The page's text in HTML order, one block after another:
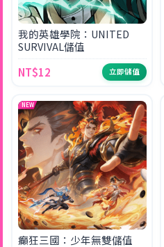
我的英雄學院：UNITED
SURVIVAL儲值
NT$12
立即儲值
NEW
癲狂三國：少年無雙儲值